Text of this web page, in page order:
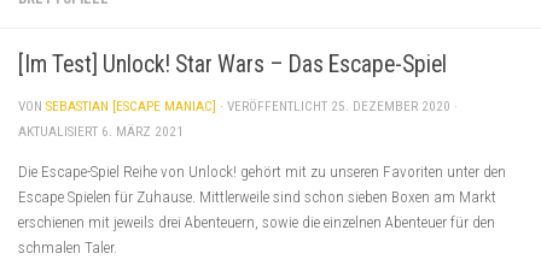
[Im Test] Unlock! Star Wars – Das Escape-Spiel
VON SEBASTIAN [ESCAPE MANIAC] · VERÖFFENTLICHT 25. DEZEMBER 2020 ·
AKTUALISIERT 6. MÄRZ 2021
Die Escape-Spiel Reihe von Unlock! gehört mit zu unseren Favoriten unter den
Escape Spielen für Zuhause. Mittlerweile sind schon sieben Boxen am Markt
erschienen mit jeweils drei Abenteuern, sowie die einzelnen Abenteuer für den
schmalen Taler.